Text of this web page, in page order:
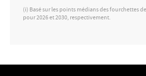
(i) Basé sur les points médians des fourchettes
pour 2026 et 2030, respectivement.